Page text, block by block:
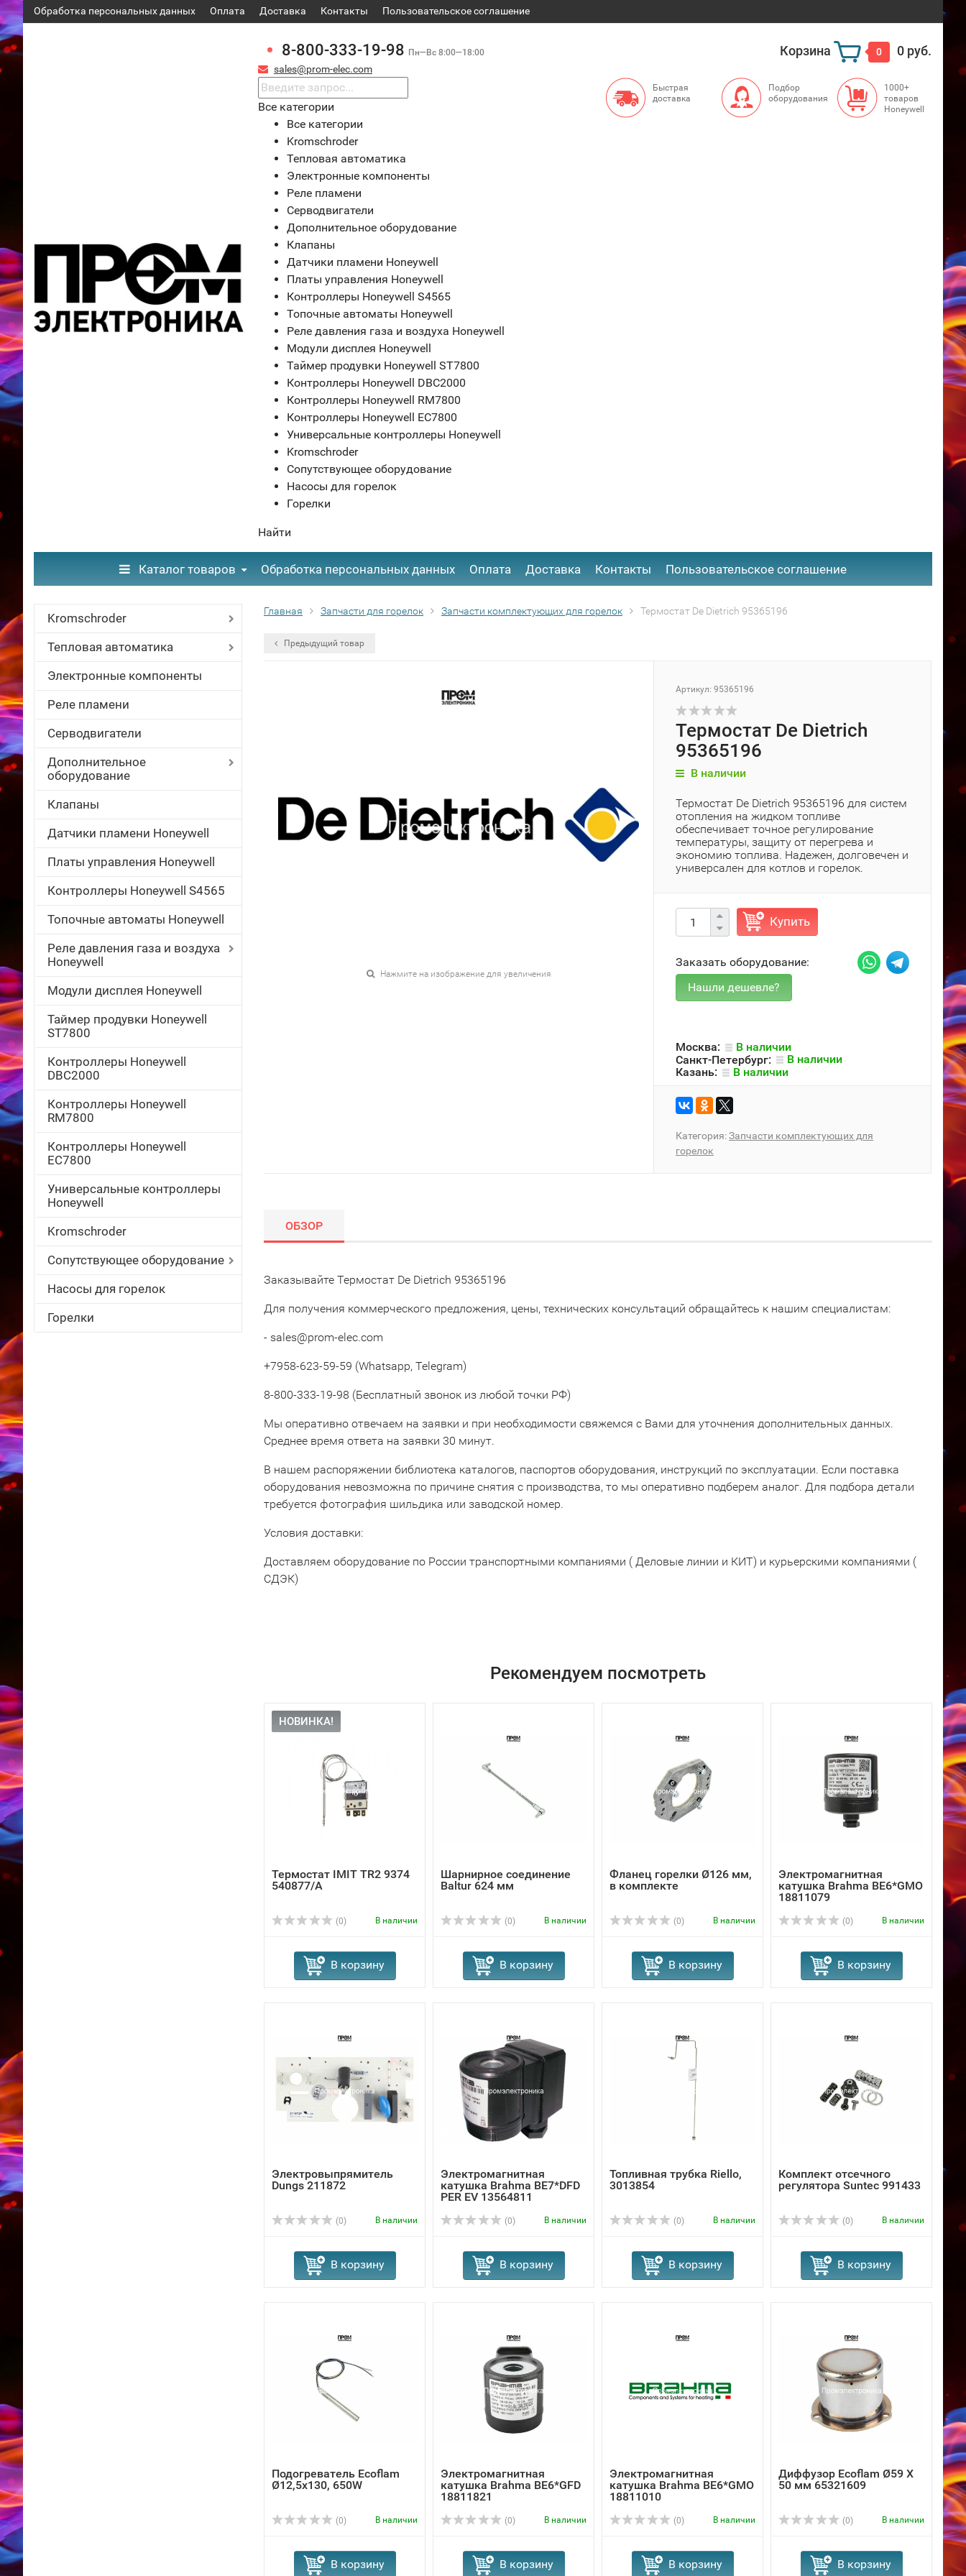
Обработка персональных данных Оплата Доставка Контакты ​Пользовательское соглашение
8-800-333-19-98 Пн—Вс 8:00—18:00
sales@prom-elec.com
Корзина 0 0 руб.
Все категории
Все категории
Kromschroder
Тепловая автоматика
Электронные компоненты
Реле пламени
Серводвигатели
Дополнительное оборудование
Клапаны
Датчики пламени Honeywell
Платы управления Honeywell
Контроллеры Honeywell S4565
Топочные автоматы Honeywell
Реле давления газа и воздуха Honeywell
Модули дисплея Honeywell
Таймер продувки Honeywell ST7800
Контроллеры Honeywell DBC2000
Контроллеры Honeywell RM7800
Контроллеры Honeywell EC7800
Универсальные контроллеры Honeywell
Kromschroder
Сопутствующее оборудование
Насосы для горелок
Горелки
Найти
Быстрая
доставка
Подбор
оборудования
1000+
товаров
Honeywell
Каталог товаров Обработка персональных данных Оплата Доставка Контакты ​Пользовательское соглашение
Kromschroder
Тепловая автоматика
Электронные компоненты
Реле пламени
Серводвигатели
Дополнительное
оборудование
Клапаны
Датчики пламени Honeywell
Платы управления Honeywell
Контроллеры Honeywell S4565
Топочные автоматы Honeywell
Реле давления газа и воздуха
Honeywell
Модули дисплея Honeywell
Таймер продувки Honeywell
ST7800
Контроллеры Honeywell
DBC2000
Контроллеры Honeywell
RM7800
Контроллеры Honeywell
EC7800
Универсальные контроллеры
Honeywell
Kromschroder
Сопутствующее оборудование
Насосы для горелок
Горелки
Главная Запчасти для горелок Запчасти комплектующих для горелок Термостат De Dietrich 95365196
Предыдущий товар
Нажмите на изображение для увеличения
Артикул: 95365196
Термостат De Dietrich
95365196
В наличии
Термостат De Dietrich 95365196 для систем
отопления на жидком топливе
обеспечивает точное регулирование
температуры, защиту от перегрева и
экономию топлива. Надежен, долговечен и
универсален для котлов и горелок.
Купить
Заказать оборудование:
Москва:
В наличии
Санкт-Петербург:
В наличии
Казань:
В наличии
Категория:Запчасти комплектующих для
горелок
ОБЗОР
Заказывайте Термостат De Dietrich 95365196
Для получения коммерческого предложения, цены, технических консультаций обращайтесь к нашим специалистам:
- sales@prom-elec.com
+7958-623-59-59 (Whatsapp, Telegram)
8-800-333-19-98 (Бесплатный звонок из любой точки РФ)
Мы оперативно отвечаем на заявки и при необходимости свяжемся с Вами для уточнения дополнительных данных.
Среднее время ответа на заявки 30 минут.
В нашем распоряжении библиотека каталогов, паспортов оборудования, инструкций по эксплуатации. Если поставка
оборудования невозможна по причине снятия с производства, то мы оперативно подберем аналог. Для подбора детали
требуется фотография шильдика или заводской номер.
Условия доставки:
Доставляем оборудование по России транспортными компаниями ( Деловые линии и КИТ) и курьерскими компаниями (
СДЭК)
Рекомендуем посмотреть
НОВИНКА!
Термостат IMIT TR2 9374
540877/A
(0) В наличии
В корзину
Шарнирное соединение
Baltur 624 мм
(0) В наличии
В корзину
Фланец горелки Ø126 мм,
в комплекте
(0) В наличии
В корзину
Электромагнитная
катушка Brahma BE6*GMO
18811079
(0) В наличии
В корзину
Электровыпрямитель
Dungs 211872
(0) В наличии
В корзину
Электромагнитная
катушка Brahma BE7*DFD
PER EV 13564811
(0) В наличии
В корзину
Топливная трубка Riello,
3013854
(0) В наличии
В корзину
Комплект отсечного
регулятора Suntec 991433
(0) В наличии
В корзину
Подогреватель Ecoflam
Ø12,5x130, 650W
(0) В наличии
В корзину
Электромагнитная
катушка Brahma BE6*GFD
18811821
(0) В наличии
В корзину
Электромагнитная
катушка Brahma BE6*GMO
18811010
(0) В наличии
В корзину
Диффузор Ecoflam Ø59 X
50 мм 65321609
(0) В наличии
В корзину